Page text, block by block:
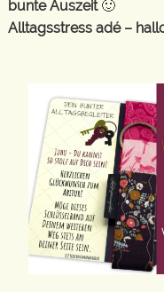
bunte Auszeit🙂
Alltagsstress adé –